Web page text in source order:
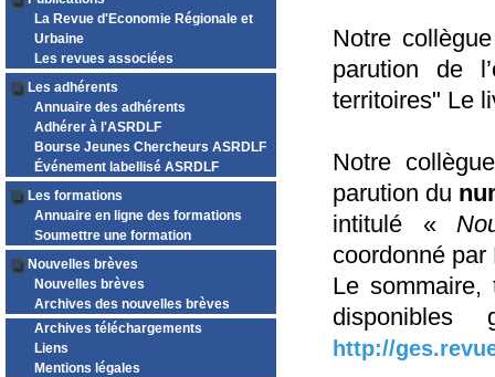
La Revue d'Economie Régionale et
Urbaine
Les revues associées
Les adhérents
Annuaire des adhérents
Adhérer à l'ASRDLF
Bourse Jeunes Chercheurs ASRDLF
Événement labellisé ASRDLF
Les formations
Annuaire en ligne des formations
Soumettre une formation
Nouvelles brèves
Nouvelles brèves
Archives des nouvelles brèves
Archives téléchargements
Liens
Mentions légales
Notre
parution de
territoires" Le
Notre
parution du
intitulé «
coordonné
Le sommaire,
disponibles
http://